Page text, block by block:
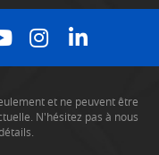
et ne peuvent être
N'hésitez pas à nous